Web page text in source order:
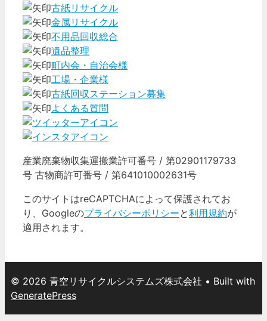
古紙リサイクル
金属リサイクル
不用品回収総合
遺品整理
町内会・自治会様
工場・企業様
古紙回収ステーション募集
よくある質問
産業廃棄物収集運搬業許可番号 / 第02901179733
号 古物商許可番号 / 第641010002631号
このサイトはreCAPTCHAによって保護されてお
り、Googleのプライバシーポリシーと利用規約が
適用されます。
© 2026 青空リサイクルシステムズ株式会社 • Built with
GeneratePress